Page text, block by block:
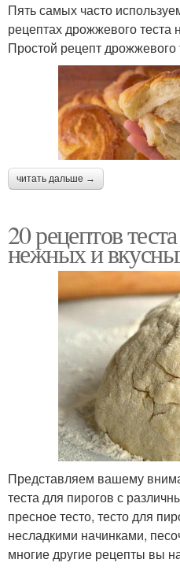
Пять самых часто
рецептах дрожжевого теста
Простой рецепт дрожжевого
читать дальше →
20 рецептов
нежных и
Представляем вашему
теста для пирогов с
пресное тесто, тесто для
несладкими начинками,
многие другие рецепты вы